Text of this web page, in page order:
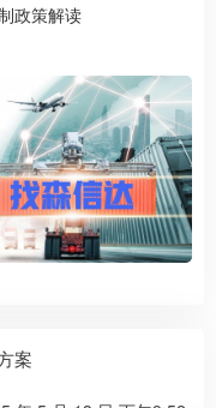
政策解读
案